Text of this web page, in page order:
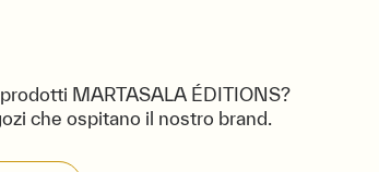
MARTASALA ÉDITIONS?
che ospitano il nostro brand.